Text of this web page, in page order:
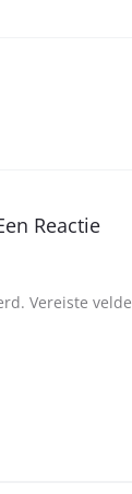
Reactie
Vereiste